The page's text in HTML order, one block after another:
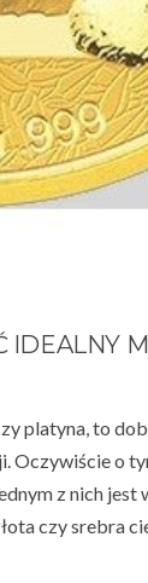
IDEALNY
platyna, to
o
z nich
czy srebra